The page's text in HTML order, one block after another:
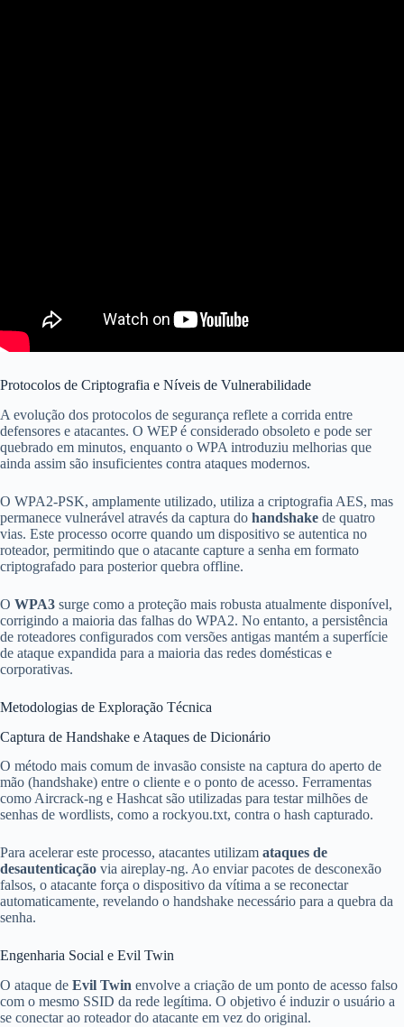
Protocolos de Criptografia e Níveis de Vulnerabilidade
A evolução dos protocolos de segurança reflete a corrida entre
defensores e atacantes. O WEP é considerado obsoleto e pode ser
quebrado em minutos, enquanto o WPA introduziu melhorias que
ainda assim são insuficientes contra ataques modernos.
O WPA2-PSK, amplamente utilizado, utiliza a criptografia AES, mas
permanece vulnerável através da captura do handshake de quatro
vias. Este processo ocorre quando um dispositivo se autentica no
roteador, permitindo que o atacante capture a senha em formato
criptografado para posterior quebra offline.
O WPA3 surge como a proteção mais robusta atualmente disponível,
corrigindo a maioria das falhas do WPA2. No entanto, a persistência
de roteadores configurados com versões antigas mantém a superfície
de ataque expandida para a maioria das redes domésticas e
corporativas.
Metodologias de Exploração Técnica
Captura de Handshake e Ataques de Dicionário
O método mais comum de invasão consiste na captura do aperto de
mão (handshake) entre o cliente e o ponto de acesso. Ferramentas
como Aircrack-ng e Hashcat são utilizadas para testar milhões de
senhas de wordlists, como a rockyou.txt, contra o hash capturado.
Para acelerar este processo, atacantes utilizam ataques de
desautenticação via aireplay-ng. Ao enviar pacotes de desconexão
falsos, o atacante força o dispositivo da vítima a se reconectar
automaticamente, revelando o handshake necessário para a quebra da
senha.
Engenharia Social e Evil Twin
O ataque de Evil Twin envolve a criação de um ponto de acesso falso
com o mesmo SSID da rede legítima. O objetivo é induzir o usuário a
se conectar ao roteador do atacante em vez do original.